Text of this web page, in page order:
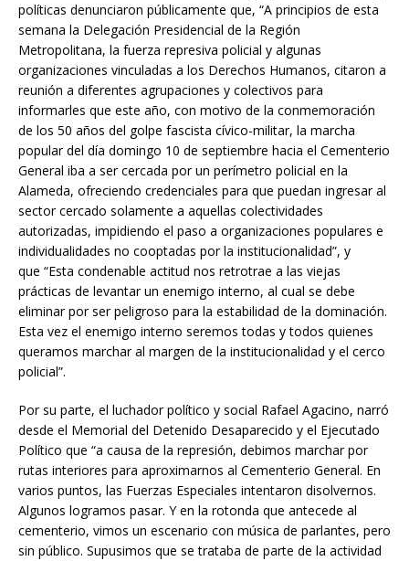
políticas denunciaron públicamente que, “A principios de esta
semana la Delegación Presidencial de la Región
Metropolitana, la fuerza represiva policial y algunas
organizaciones vinculadas a los Derechos Humanos, citaron a
reunión a diferentes agrupaciones y colectivos para
informarles que este año, con motivo de la conmemoración
de los 50 años del golpe fascista cívico-militar, la marcha
popular del día domingo 10 de septiembre hacia el Cementerio
General iba a ser cercada por un perímetro policial en la
Alameda, ofreciendo credenciales para que puedan ingresar al
sector cercado solamente a aquellas colectividades
autorizadas, impidiendo el paso a organizaciones populares e
individualidades no cooptadas por la institucionalidad”, y
que “Esta condenable actitud nos retrotrae a las viejas
prácticas de levantar un enemigo interno, al cual se debe
eliminar por ser peligroso para la estabilidad de la dominación.
Esta vez el enemigo interno seremos todas y todos quienes
queramos marchar al margen de la institucionalidad y el cerco
policial”.
Por su parte, el luchador político y social Rafael Agacino, narró
desde el Memorial del Detenido Desaparecido y el Ejecutado
Político que “a causa de la represión, debimos marchar por
rutas interiores para aproximarnos al Cementerio General. En
varios puntos, las Fuerzas Especiales intentaron disolvernos.
Algunos logramos pasar. Y en la rotonda que antecede al
cementerio, vimos un escenario con música de parlantes, pero
sin público. Supusimos que se trataba de parte de la actividad